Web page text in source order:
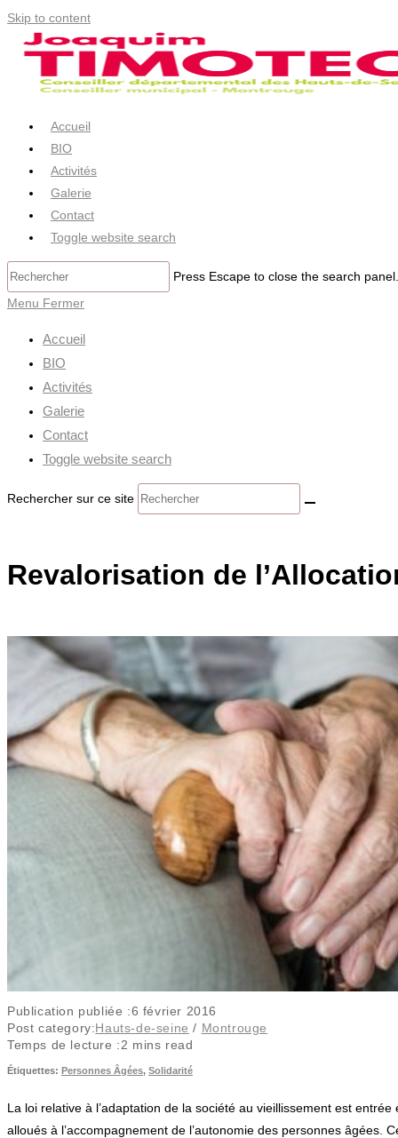
Skip to content
Accueil
BIO
Activités
Galerie
Contact
Toggle website search
Press Escape to close the search panel.
Menu Fermer
Accueil
BIO
Activités
Galerie
Contact
Toggle website search
Rechercher sur ce site
Revalorisation de
Publication publiée :6 février 2016
Post category:Hauts-de-seine / Montrouge
Temps de lecture :2 mins read
Étiquettes: Personnes Âgées, Solidarité
La loi relative à l’adaptation de la société au vieillissement est
alloués à l’accompagnement de l’autonomie des personnes âgées.